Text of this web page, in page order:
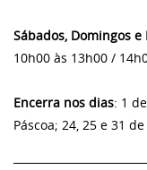
Sábados, Domingos e
10h00 às 13h00 /
Encerra nos dias: 1
Páscoa; 24, 25 e 31